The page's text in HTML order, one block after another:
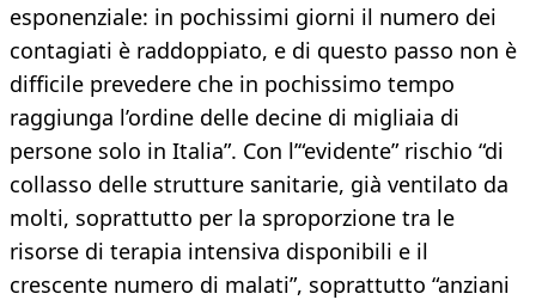
esponenziale: in pochissimi giorni il numero dei
contagiati è raddoppiato, e di questo passo non è
difficile prevedere che in pochissimo tempo
raggiunga l’ordine delle decine di migliaia di
persone solo in Italia”. Con l’“evidente” rischio “di
collasso delle strutture sanitarie, già ventilato da
molti, soprattutto per la sproporzione tra le
risorse di terapia intensiva disponibili e il
crescente numero di malati”, soprattutto “anziani